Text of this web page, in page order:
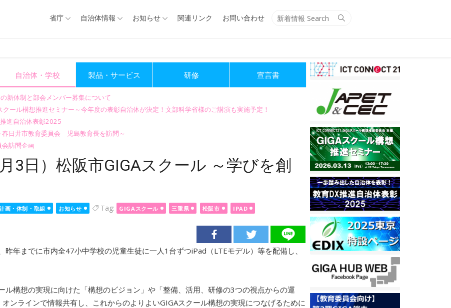
Search
省庁 自治体情報 お知らせ 関連リンク お問い合わせ
自治体・学校 製品・サービス 研修 宣言書
新体制と部会メンバー募集について
クール構想推進セミナー～今年度の表彰自治体が決定！文部科学省様のご講演も実施予定！
進自治体表彰2025
日井市教育委員会 児島教育長を訪問～
会訪問企画
3日）松阪市GIGAスクール ～学びを創
画・体制・取組 お知らせ Tag: GIGAスクール 三重県 松阪市 IPAD
年までに市内全47小中学校の児童生徒に一人1台ずつiPad（LTEモデル）等を配備し、
ル構想の実現に向けた「構想のビジョン」や「整備、活用、研修の3つの視点からの運
ンラインで情報共有し、これからのよりよいGIGAスクール構想の実現につなげるために